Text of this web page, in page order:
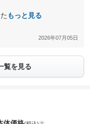
もっと見る
2026年07月05日
覧を見る